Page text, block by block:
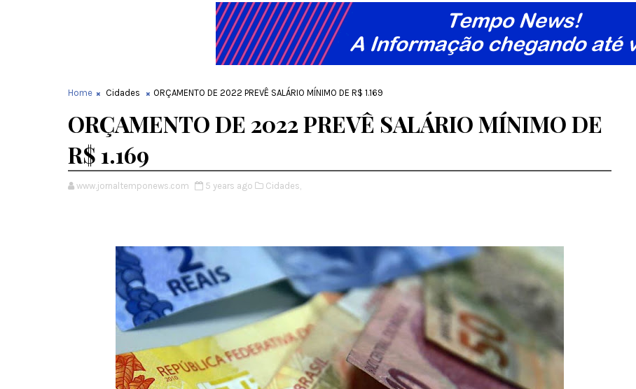
Home Cidades ORÇAMENTO DE 2022 PREVÊ SALÁRIO MÍNIMO DE R$ 1.169
ORÇAMENTO DE 2022 PREVÊ SALÁRIO MÍNIMO DE
R$ 1.169
www.jornaltemponews.com 5 years ago Cidades,